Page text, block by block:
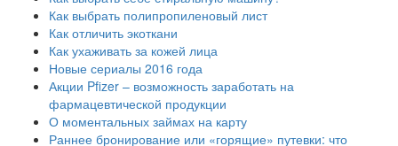
Как выбрать полипропиленовый лист
Как отличить экоткани
Как ухаживать за кожей лица
Новые сериалы 2016 года
Акции Pfizer – возможность заработать на
фармацевтической продукции
О моментальных займах на карту
Раннее бронирование или «горящие» путевки: что